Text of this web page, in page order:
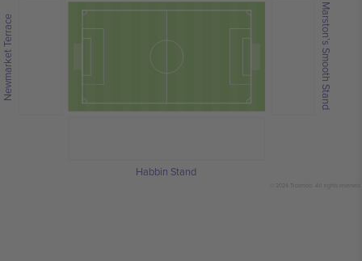
© 2024 Ticombo. All rights reserved
Marston’s Smooth Stand
Habbin Stand
Newmarket Terrace